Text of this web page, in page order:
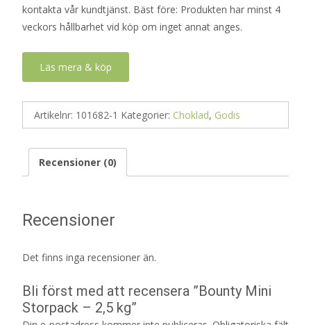
kontakta vår kundtjänst. Bäst före: Produkten har minst 4
veckors hållbarhet vid köp om inget annat anges.
Läs mera & köp
Artikelnr: 101682-1 Kategorier: Choklad, Godis
Recensioner (0)
Recensioner
Det finns inga recensioner än.
Bli först med att recensera ”Bounty Mini
Storpack – 2,5 kg”